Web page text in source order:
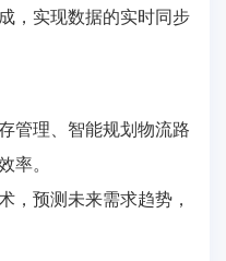
，实现数据的实时同步
管理、智能规划物流路
率。
，预测未来需求趋势，